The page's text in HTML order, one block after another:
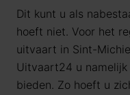
Dit kunt u als
hoeft niet. Voor het
uitvaart in Sint-
Uitvaart24 u
bieden. Zo hoeft u